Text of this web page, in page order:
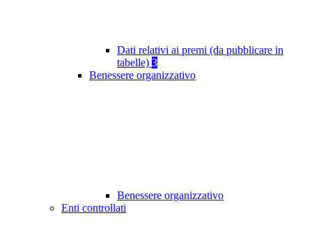
Dati relativi ai premi (da pubblicare in
tabelle) 3
Benessere organizzativo
Benessere organizzativo
Enti controllati